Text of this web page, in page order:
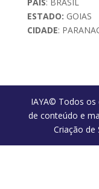
ESTADO: GOIAS
CIDADE:
IAYA© Todos os
de conteúdo e
Criação de